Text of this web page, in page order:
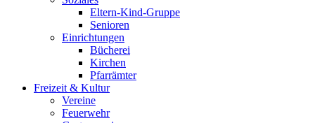
Eltern-Kind-Gruppe
Senioren
Einrichtungen
Bücherei
Kirchen
Pfarrämter
Freizeit & Kultur
Vereine
Feuerwehr